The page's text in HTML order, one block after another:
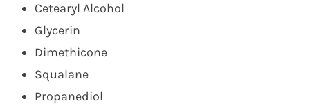
Cetearyl Alcohol
Glycerin
Dimethicone
Squalane
Propanediol